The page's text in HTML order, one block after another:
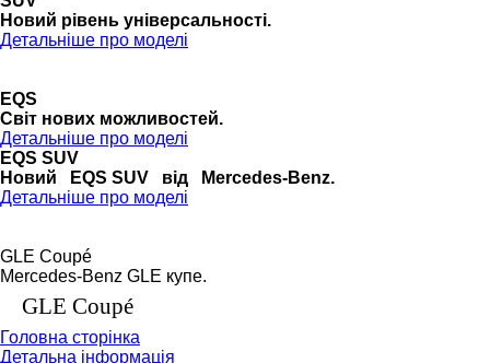
Новий рівень універсальності.
Детальніше про моделі
EQS
Cвіт нових можливостей.
Детальніше про моделі
EQS SUV
Новий EQS SUV від Mercedes-Benz.
Детальніше про моделі
GLE Coupé
Mercedes-Benz GLE купе.
GLE Coupé
Головна сторінка
Детальна інформація